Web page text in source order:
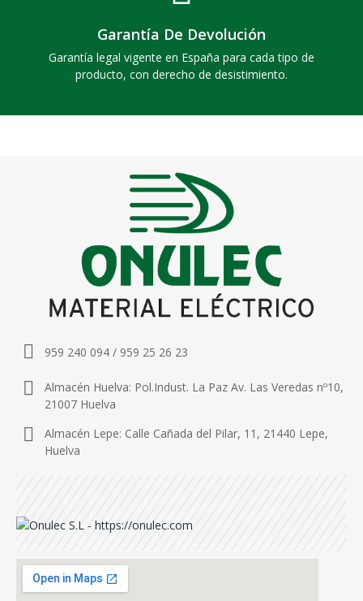
Garantía De Devolución
Garantía legal vigente en España para cada tipo de
producto, con derecho de desistimiento.
959 240 094 / 959 25 26 23
Almacén Huelva: Pol.Indust. La Paz Av. Las Veredas nº10,
21007 Huelva
Almacén Lepe: Calle Cañada del Pilar, 11, 21440 Lepe,
Huelva